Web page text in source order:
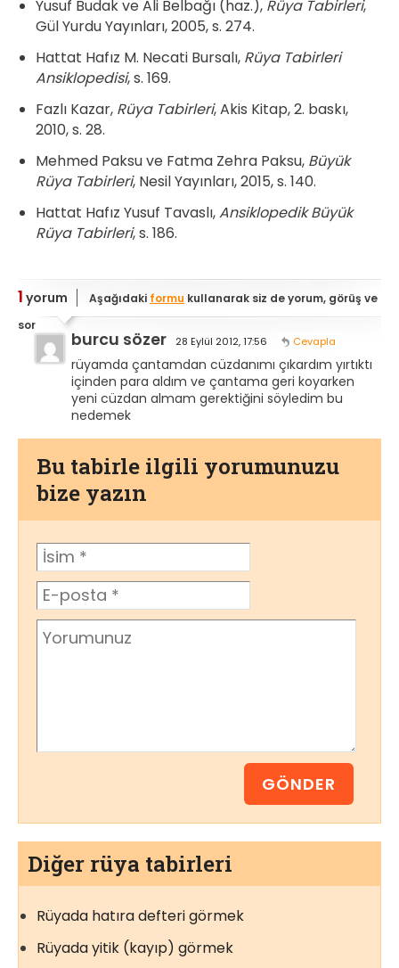
Yusuf Budak ve Ali Belbağı (haz.), Rüya Tabirleri,
Gül Yurdu Yayınları, 2005, s. 274.
Hattat Hafız M. Necati Bursalı, Rüya Tabirleri
Ansiklopedisi, s. 169.
Fazlı Kazar, Rüya Tabirleri, Akis Kitap, 2. baskı,
2010, s. 28.
Mehmed Paksu ve Fatma Zehra Paksu, Büyük
Rüya Tabirleri, Nesil Yayınları, 2015, s. 140.
Hattat Hafız Yusuf Tavaslı,Ansiklopedik Büyük
Rüya Tabirleri, s. 186.
1 yorum Aşağıdaki formu kullanarak siz de yorum, görüş ve
sorularınızı bize iletebilirsiniz.
burcu sözer 28 Eylül 2012, 17:56 Cevapla
rüyamda çantamdan cüzdanımı çıkardım yırtıktı
içinden para aldım ve çantama geri koyarken
yeni cüzdan almam gerektiğini söyledim bu
nedemek
Bu tabirle ilgili yorumunuzu
bize yazın
Diğer rüya tabirleri
Rüyada hatıra defteri görmek
Rüyada yitik (kayıp) görmek